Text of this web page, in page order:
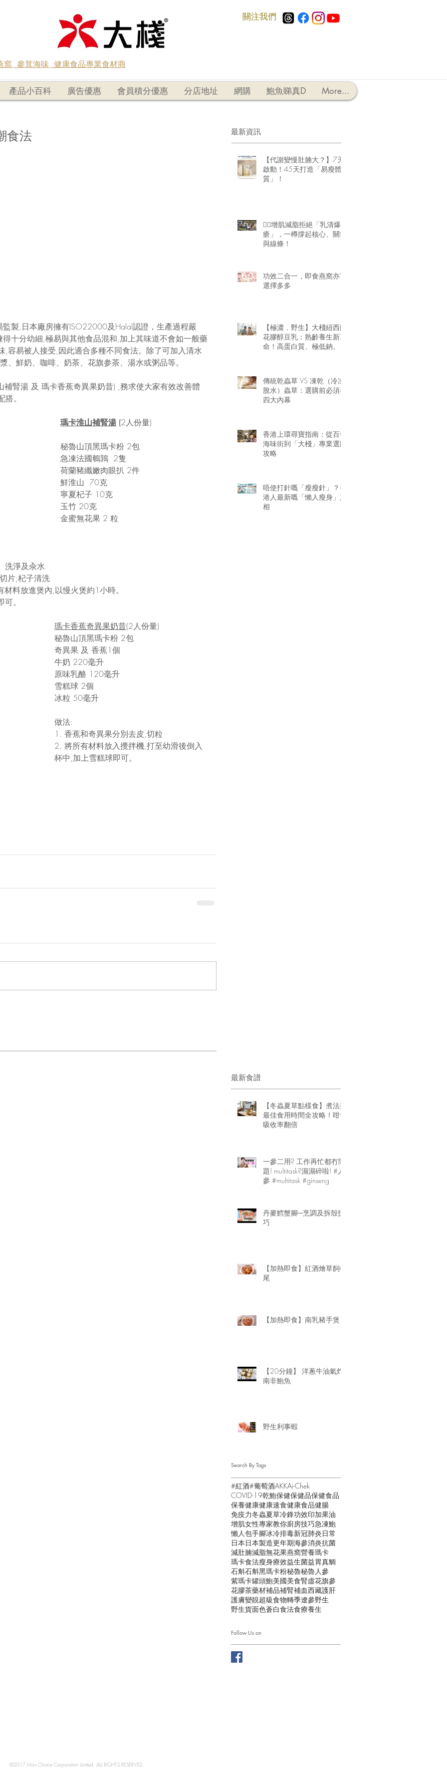
​關注我們
, 參茸海味, 健康食品專業食材商
產品小百科 廣告優惠 會員積分優惠 分店地址 網購 鮑魚睇真D More...
食法
製,日本廠房擁有ISO22000及Halal認證，生產過程嚴
十分幼細,極易與其他食品混和,加上其味道不會如一般藥
,容易被人接受,因此適合多種不同食法。除了可加入清水
、鮮奶、咖啡、奶茶、花旗参茶、湯水或粥品等。
腎湯 及 瑪卡香蕉奇異果奶昔) ,務求使大家有效改善體
。
瑪卡淮山補腎湯 (2人份量)
秘魯山頂黑瑪卡粉 2包
急凍法國鵪鶉  2隻
荷蘭豬纖嫩肉眼扒 2件
鮮淮山  70克
寧夏杞子 10克
玉竹 20克
金蜜無花果 2 粒
洗淨及汆水
片;杞子清洗
料放進煲內,以慢火煲約1小時。
。
瑪卡香蕉奇異果奶昔(2人份量)
秘魯山頂黑瑪卡粉 2包
奇異果 及 香蕉1個
牛奶 220毫升
原味乳酪 120毫升
雪糕球 2個
冰粒 50毫升
做法:
1. 香蕉和奇異果分別去皮,切粒
2. 將所有材料放入攪拌機,打至幼滑後倒入
杯中,加上雪糕球即可。
最新資訊
【代謝變慢肚腩大？】7天
啟動！45天打造「易瘦體
質」！
🏋️‍♂️增肌減脂拒絕「乳清爆
瘡」，一樽撐起核心、關節
與線條！
功效二合一，即食燕窩亦可
選擇多多
【極濃．野生】大棧紐西蘭
花膠醇豆乳：熟齡養生新革
命！高蛋白質、極低鈉、零
傳統乾蟲草 VS 凍乾（冷凍
脫水）蟲草：選購前必須看
四大內幕
香港上環尋寶指南：從百年
海味街到「大棧」專業選購
攻略
唔使打針嘅「瘦瘦針」？香
港人最新嘅「懶人瘦身」真
相
最新食譜
【冬蟲夏草點樣食】煮法與
最佳食用時間全攻略！咁食
吸收率翻倍
一參二用? 工作再忙都冇問
題! multitask?濕濕碎啦! #人
參 #multitask #ginseng
丹麥鱈蟹腳─烹調及拆殼技
巧
【加熱即食】紅酒燴草飼牛
尾
【加熱即食】南乳豬手煲
【20分鐘】 洋蔥牛油氣炸
南非鮑魚
野生利事蝦
Search By Tags
#紅酒#葡萄酒AKKAi-Chek
COVID-19乾鮑保健保健品保健食品
保養健康健康速食健康食品健腸
免疫力冬蟲夏草冷鋒功效印加果油
增肌女性專家教你廚房技巧急凍鮑
懶人包手腳冰冷排毒新冠肺炎日常
日本日本製造更年期海參消炎抗菌
減肚腩減脂無花果燕窩營養瑪卡
瑪卡食法瘦身療效益生菌益胃真鯛
石斛石斛黑瑪卡粉秘魯秘魯人參
紫瑪卡罐頭鮑美國美食腎虛花旗參
花膠茶藥材補品補腎補血西藏護肝
護膚變靚超級食物轉季遼參野生
野生貨面色蒼白食法食療養生
Follow Us on
©2017 Max Choice Corporation Limited. ALL RIGHTS RESERVED.